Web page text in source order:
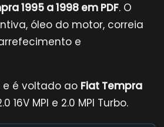
1995 a 1998 em PDF. O
óleo do motor, correia
e
e é voltado ao Fiat Tempra
16V MPI e 2.0 MPI Turbo.